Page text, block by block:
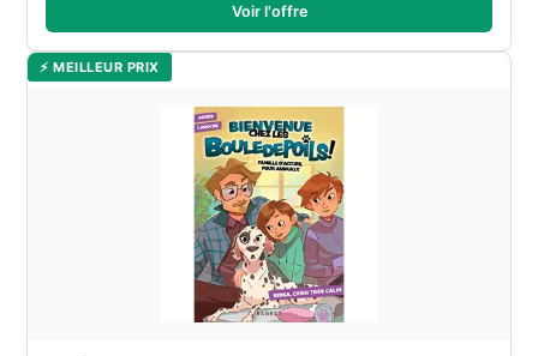
Voir l'offre
⚡ MEILLEUR PRIX